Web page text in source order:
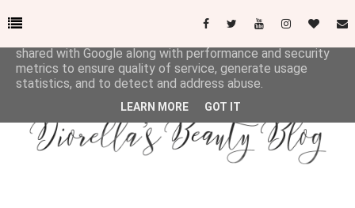
This site uses cookies from Google to deliver its services
shared with Google along with performance and security
metrics to ensure quality of service, generate usage
statistics, and to detect and address abuse.
LEARN MORE GOT IT